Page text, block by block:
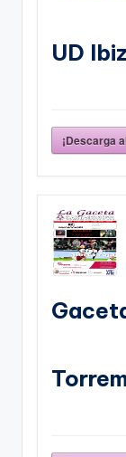
UD
¡Descarga